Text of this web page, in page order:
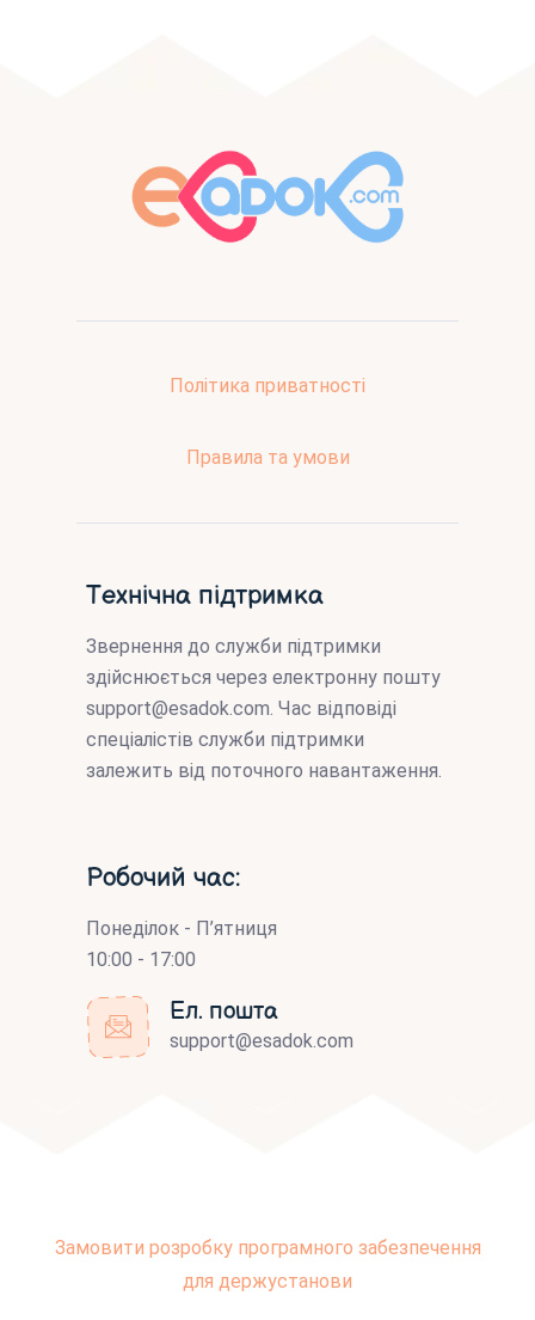
Політика приватності
Правила та умови
Технічна підтримка
Звернення до служби підтримки
здійснюється через електронну пошту
support@esadok.com. Час відповіді
спеціалістів служби підтримки
залежить від поточного навантаження.
Робочий час:
Понеділок - П’ятниця
10:00 - 17:00
Ел. пошта
support@esadok.com
Замовити розробку програмного забезпечення
для держустанови